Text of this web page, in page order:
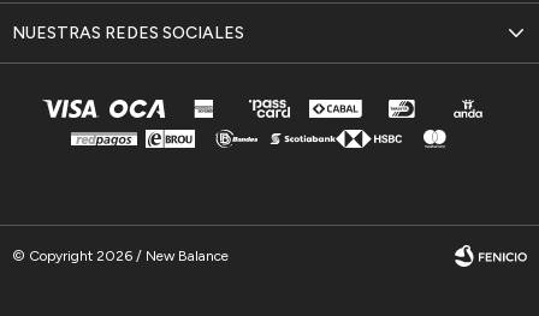
NUESTRAS REDES SOCIALES
© Copyright 2026 / New Balance